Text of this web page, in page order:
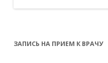
ЗАПИСЬ НА ПРИЕМ К ВРАЧУ